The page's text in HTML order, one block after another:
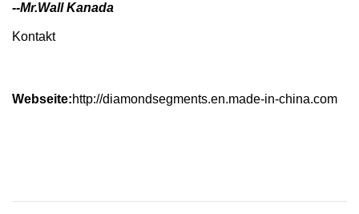
--Mr.Wall Kanada
Kontakt
Webseite:http://diamondsegments.en.made-in-china.com